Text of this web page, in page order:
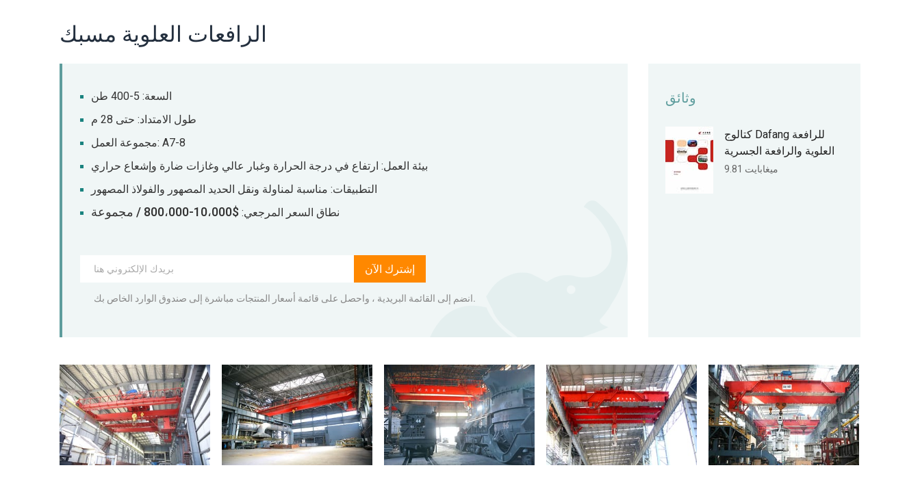
الرافعات العلوية مسبك
السعة: 5-400 طن
طول الامتداد: حتى 28 م
مجموعة العمل: A7-8
بيئة العمل: ارتفاع في درجة الحرارة وغبار عالي وغازات ضارة وإشعاع حراري
التطبيقات: مناسبة لمناولة ونقل الحديد المصهور والفولاذ المصهور
نطاق السعر المرجعي:$10،000-800،000 / مجموعة
إشترك الآن
انضم إلى القائمة البريدية ، واحصل على قائمة أسعار المنتجات مباشرة إلى صندوق الوارد الخاص بك.
وثائق
كتالوج Dafang للرافعة
العلوية والرافعة الجسرية
9.81 ميغابايت